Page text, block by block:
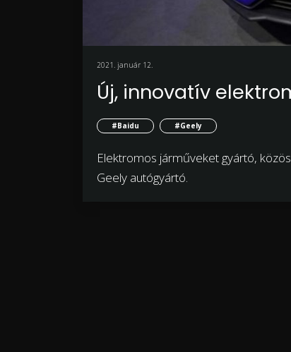
2021. január 12.
Új, innovatív
#Baidu #Geely
Elektromos járműveket gyártó,
Geely autógyártó.